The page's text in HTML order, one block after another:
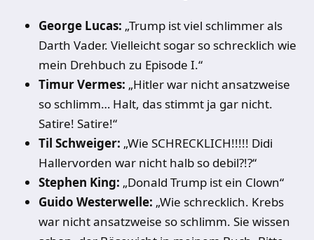
George Lucas: „Trump ist viel schlimmer als
Darth Vader. Vielleicht sogar so schrecklich wie
mein Drehbuch zu Episode I.“
Timur Vermes: „Hitler war nicht ansatzweise
so schlimm… Halt, das stimmt ja gar nicht.
Satire! Satire!“
Til Schweiger: „Wie SCHRECKLICH!!!!! Didi
Hallervorden war nicht halb so debil?!?“
Stephen King: „Donald Trump ist ein Clown“
Guido Westerwelle: „Wie schrecklich. Krebs
war nicht ansatzweise so schlimm. Sie wissen